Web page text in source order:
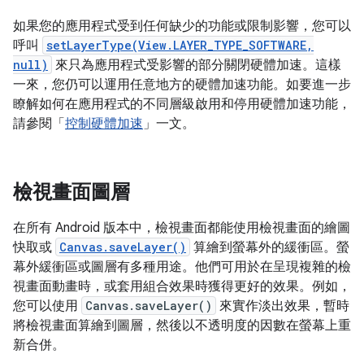
如果您的應用程式受到任何缺少的功能或限制影響，您可以
呼叫
setLayerType(View.LAYER_TYPE_SOFTWARE,
null) 來只為應用程式受影響的部分關閉硬體加速。這樣
一來，您仍可以運用任意地方的硬體加速功能。如要進一步
瞭解如何在應用程式的不同層級啟用和停用硬體加速功能，
請參閱「 控制硬體加速」一文。
檢視畫面圖層
在所有 Android 版本中，檢視畫面都能使用檢視畫面的繪圖
快取或 Canvas.saveLayer() 算繪到螢幕外的緩衝區。螢
幕外緩衝區或圖層有多種用途。他們可用於在呈現複雜的檢
視畫面動畫時，或套用組合效果時獲得更好的效果。例如，
您可以使用 Canvas.saveLayer() 來實作淡出效果，暫時
將檢視畫面算繪到圖層，然後以不透明度的因數在螢幕上重
新合併。